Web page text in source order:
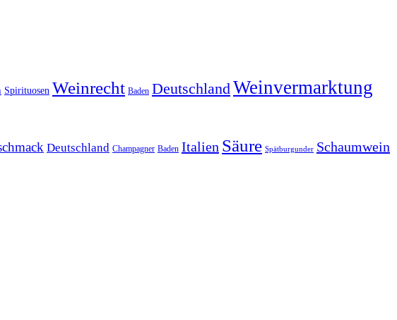
Spirituosen Weinrecht Baden DeutschlandWeinvermarktung
Deutschland Champagner Baden Italien Säure Spätburgunder Schaumwein